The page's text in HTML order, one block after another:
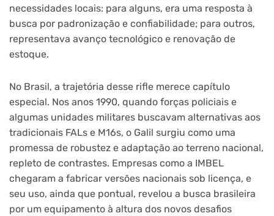
necessidades locais: para alguns, era uma resposta à
busca por padronização e confiabilidade; para outros,
representava avanço tecnológico e renovação de
estoque.
No Brasil, a trajetória desse rifle merece capítulo
especial. Nos anos 1990, quando forças policiais e
algumas unidades militares buscavam alternativas aos
tradicionais FALs e M16s, o Galil surgiu como uma
promessa de robustez e adaptação ao terreno nacional,
repleto de contrastes. Empresas como a IMBEL
chegaram a fabricar versões nacionais sob licença, e
seu uso, ainda que pontual, revelou a busca brasileira
por um equipamento à altura dos novos desafios